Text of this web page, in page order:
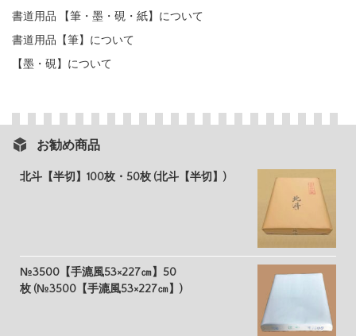
書道用品 【筆・墨・硯・紙】について
書道用品【筆】について
【墨・硯】について
お勧め商品
北斗【半切】100枚・50枚 (北斗【半切】)
№3500【手漉風53×227㎝】50
枚 (№3500【手漉風53×227㎝】)